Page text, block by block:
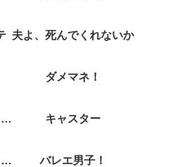
夫よ、死んでくれないか
ダメマネ！
波うららかに、めおと日和 キャスター
年下童貞くんに翻弄されてます バレエ男子！